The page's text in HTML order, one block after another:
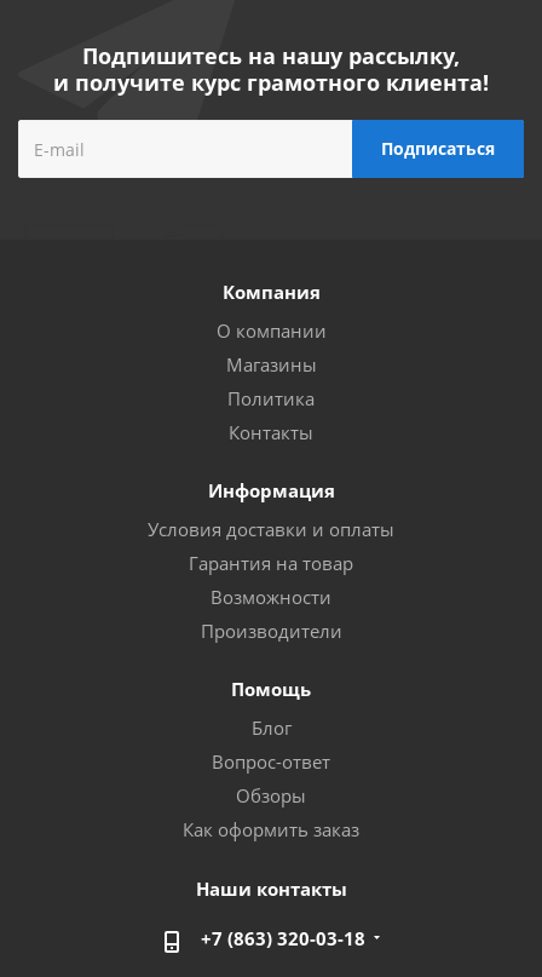
Подпишитесь на нашу рассылку,
и получите курс грамотного клиента!
Компания
О компании
Магазины
Политика
Контакты
Информация
Условия доставки и оплаты
Гарантия на товар
Возможности
Производители
Помощь
Блог
Вопрос-ответ
Обзоры
Как оформить заказ
Наши контакты
+7 (863) 320-03-18